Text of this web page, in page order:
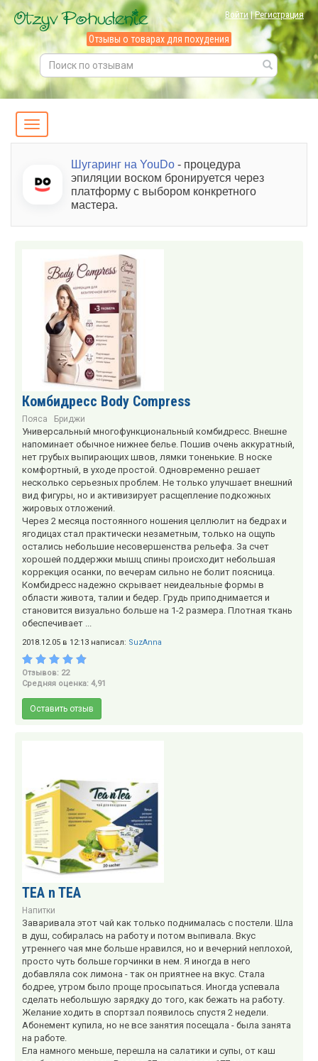
Войти|Регистрация
Отзывы о товарах для похудения
Шугаринг на YouDo - процедура
эпиляции воском бронируется через
платформу с выбором конкретного
мастера.
Комбидресс Body Compress
Пояса Бриджи
Универсальный многофункциональный комбидресс. Внешне
напоминает обычное нижнее белье. Пошив очень аккуратный,
нет грубых выпирающих швов, лямки тоненькие. В носке
комфортный, в уходе простой. Одновременно решает
несколько серьезных проблем. Не только улучшает внешний
вид фигуры, но и активизирует расщепление подкожных
жировых отложений.
Через 2 месяца постоянного ношения целлюлит на бедрах и
ягодицах стал практически незаметным, только на ощупь
остались небольшие несовершенства рельефа. За счет
хорошей поддержки мышц спины происходит небольшая
коррекция осанки, по вечерам сильно не болит поясница.
Комбидресс надежно скрывает неидеальные формы в
области живота, талии и бедер. Грудь приподнимается и
становится визуально больше на 1-2 размера. Плотная ткань
обеспечивает ...
2018.12.05 в 12:13 написал: SuzAnna
Отзывов: 22
Средняя оценка: 4,91
Оставить отзыв
TEA n TEA
Напитки
Заваривала этот чай как только поднималась с постели. Шла
в душ, собиралась на работу и потом выпивала. Вкус
утреннего чая мне больше нравился, но и вечерний неплохой,
просто чуть больше горчинки в нем. Я иногда в него
добавляла сок лимона - так он приятнее на вкус. Стала
бодрее, утром было проще просыпаться. Иногда успевала
сделать небольшую зарядку до того, как бежать на работу.
Желание ходить в спортзал появилось спустя 2 недели.
Абонемент купила, но не все занятия посещала - была занята
на работе.
Ела намного меньше, перешла на салатики и супы, от каш